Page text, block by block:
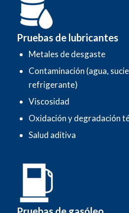
Pruebas de lubricantes
Metales de desgaste
Contaminación (agua,
refrigerante)
Viscosidad
Oxidación y degradación
Salud aditiva